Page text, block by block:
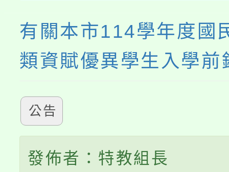
系所師生報名參加。
有關本市114學年度國
類資賦優異學生入學前
公告
發佈者：特教組長